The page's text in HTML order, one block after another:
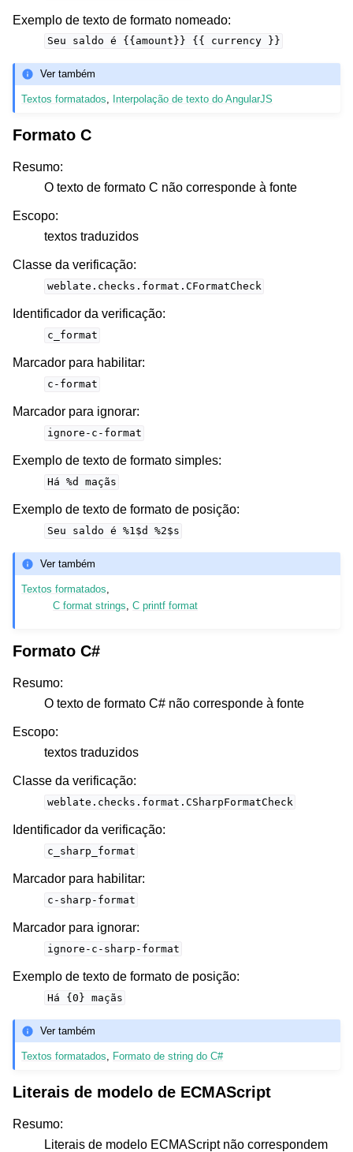
Exemplo de texto de formato nomeado:
Seu saldo é {{amount}} {{ currency }}
Ver também
Textos formatados, Interpolação de texto do AngularJS
Formato C
Resumo:
O texto de formato C não corresponde à fonte
Escopo:
textos traduzidos
Classe da verificação:
weblate.checks.format.CFormatCheck
Identificador da verificação:
c_format
Marcador para habilitar:
c-format
Marcador para ignorar:
ignore-c-format
Exemplo de texto de formato simples:
Há %d maçãs
Exemplo de texto de formato de posição:
Seu saldo é %1$d %2$s
Ver também
Textos formatados,
C format strings,C printf format
Formato C#
Resumo:
O texto de formato C# não corresponde à fonte
Escopo:
textos traduzidos
Classe da verificação:
weblate.checks.format.CSharpFormatCheck
Identificador da verificação:
c_sharp_format
Marcador para habilitar:
c-sharp-format
Marcador para ignorar:
ignore-c-sharp-format
Exemplo de texto de formato de posição:
Há {0} maçãs
Ver também
Textos formatados Formato de string do C#
Literais de modelo de ECMAScript
Resumo:
Literais de modelo ECMAScript não correspondem